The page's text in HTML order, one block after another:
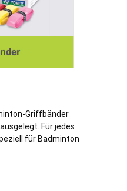
Griffbänder
Für jedes
für Badminton